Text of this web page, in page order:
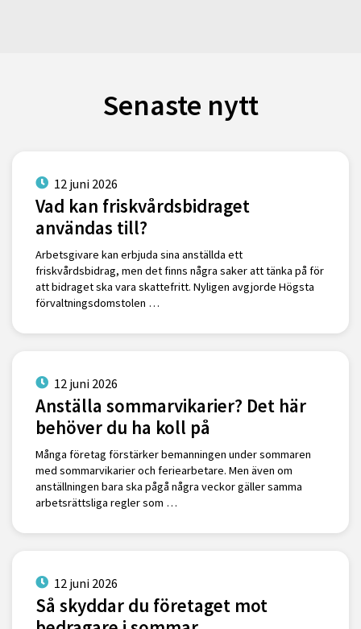
Senaste nytt
12 juni 2026
Vad kan friskvårdsbidraget
användas till?
Arbetsgivare kan erbjuda sina anställda ett
friskvårdsbidrag, men det finns några saker att tänka på för
att bidraget ska vara skattefritt. Nyligen avgjorde Högsta
förvaltningsdomstolen …
12 juni 2026
Anställa sommarvikarier? Det här
behöver du ha koll på
Många företag förstärker bemanningen under sommaren
med sommarvikarier och feriearbetare. Men även om
anställningen bara ska pågå några veckor gäller samma
arbetsrättsliga regler som …
12 juni 2026
Så skyddar du företaget mot